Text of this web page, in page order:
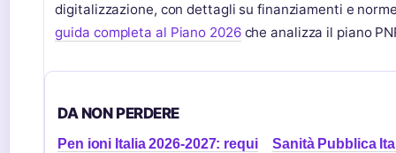
digitalizzazione, con dettagli su finanziamenti e
guida completa al Piano 2026che analizza il piano
DA NON PERDERE
Pen ioni Italia 2026-2027: requi
Sanità Pubblica